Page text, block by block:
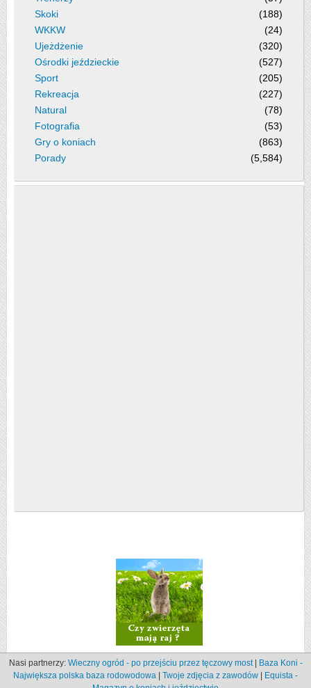
Skoki
(188)
WKKW
(24)
Ujeżdżenie
(320)
Ośrodki jeździeckie
(527)
Sport
(205)
Rekreacja
(227)
Natural
(78)
Fotografia
(53)
Gry o koniach
(863)
Porady
(5,584)
Nasi partnerzy: Wieczny ogród - po przejściu przez tęczowy most|
Baza Koni -
Największa polska baza rodowodowa
Twoje zdjęcia z zawodów
Equista -